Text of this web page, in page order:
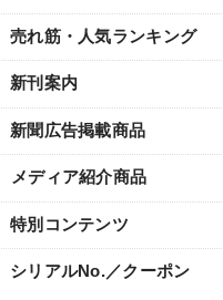
売れ筋・人気ランキング
新刊案内
新聞広告掲載商品
メディア紹介商品
特別コンテンツ
シリアルNo.／クーポン